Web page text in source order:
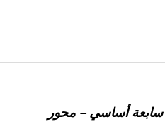
أساسي – محور